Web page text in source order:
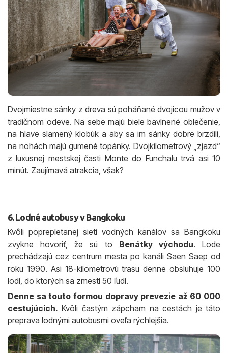
Dvojmiestne sánky z dreva sú poháňané dvojicou mužov v
tradičnom odeve. Na sebe majú biele bavlnené oblečenie,
na hlave slamený klobúk a aby sa im sánky dobre brzdili,
na nohách majú gumené topánky. Dvojkilometrový „zjazd“
z luxusnej mestskej časti Monte do Funchalu trvá asi 10
minút. Zaujímavá atrakcia, však?
6. Lodné autobusy v Bangkoku
Kvôli poprepletanej sieti vodných kanálov sa Bangkoku
zvykne hovoriť, že sú to Benátky východu. Lode
prechádzajú cez centrum mesta po kanáli Saen Saep od
roku 1990. Asi 18-kilometrovú trasu denne obsluhuje 100
lodí, do ktorých sa zmestí 50 ľudí.
Denne sa touto formou dopravy prevezie až 60 000
cestujúcich. Kvôli častým zápcham na cestách je táto
preprava lodnými autobusmi oveľa rýchlejšia.